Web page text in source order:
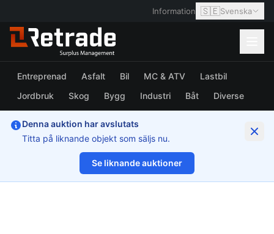
Information 🇸🇪Svenska
Entreprenad Asfalt Bil MC & ATV
Lastbil
Jordbruk
Skog Bygg Industri Båt Diverse
Denna auktion har avslutats
Titta på liknande objekt som säljs nu.
Se liknande auktioner
1/4